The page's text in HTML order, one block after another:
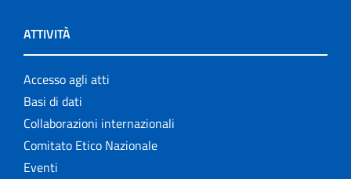
ATTIVITÀ
Accesso agli atti
Basi di dati
Collaborazioni internazionali
Comitato Etico Nazionale
Eventi